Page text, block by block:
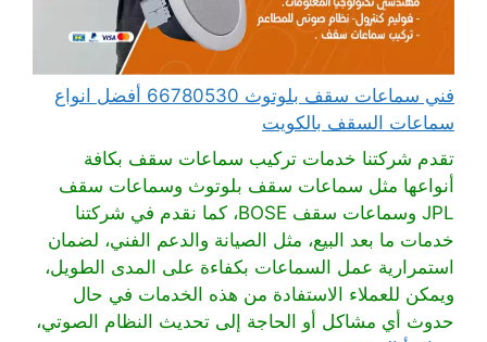
فني سماعات سقف بلوتوث 66780530 أفضل انواع
سماعات السقف بالكويت
تقدم شركتنا خدمات تركيب سماعات سقف بكافة
أنواعها مثل سماعات سقف بلوتوث وسماعات سقف
JPL وسماعات سقف BOSE، كما نقدم في شركتنا
خدمات ما بعد البيع، مثل الصيانة والدعم الفني، لضمان
استمرارية عمل السماعات بكفاءة على المدى الطويل،
ويمكن للعملاء الاستفادة من هذه الخدمات في حال
حدوث أي مشاكل أو الحاجة إلى تحديث النظام الصوتي،